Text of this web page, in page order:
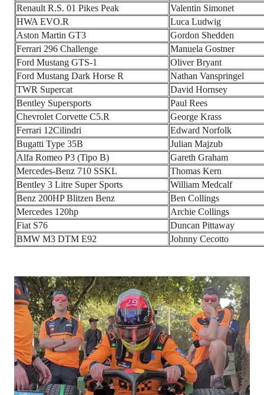
Renault R.S. 01 Pikes Peak
Valentin Simonet
HWA EVO.R
Luca Ludwig
Aston Martin GT3
Gordon Shedden
Ferrari 296 Challenge
Manuela Gostner
Ford Mustang GTS-1
Oliver Bryant
Ford Mustang Dark Horse R
Nathan Vanspringel
TWR Supercat
David Hornsey
Bentley Supersports
Paul Rees
Chevrolet Corvette C5.R
George Krass
Ferrari 12Cilindri
Edward Norfolk
Bugatti Type 35B
Julian Majzub
Alfa Romeo P3 (Tipo B)
Gareth Graham
Mercedes-Benz 710 SSKL
Thomas Kern
Bentley 3 Litre Super Sports
William Medcalf
Benz 200HP Blitzen Benz
Ben Collings
Mercedes 120hp
Archie Collings
Fiat S76
Duncan Pittaway
BMW M3 DTM E92
Johnny Cecotto